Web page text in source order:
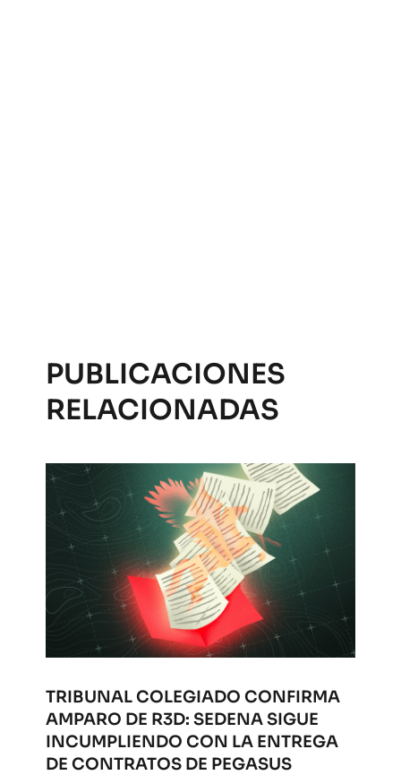
PUBLICACIONES
RELACIONADAS
TRIBUNAL COLEGIADO CONFIRMA
AMPARO DE R3D: SEDENA SIGUE
INCUMPLIENDO CON LA ENTREGA
DE CONTRATOS DE PEGASUS